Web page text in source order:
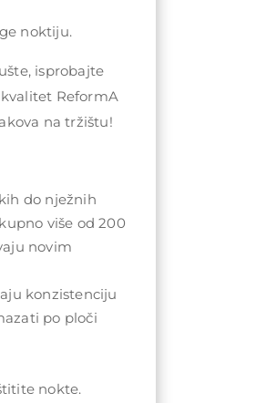
noktiju.
isprobajte
ReformA
na tržištu!
do nježnih
više od 200
novim
konzistenciju
po ploči
nokte.